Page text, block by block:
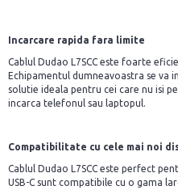
Incarcare rapida fara limite
Cablul Dudao L7SCC este foarte
Echipamentul dumneavoastra se va
solutie ideala pentru cei care nu isi
incarca telefonul sau laptopul.
Compatibilitate cu cele mai noi
Cablul Dudao L7SCC este perfect
USB-C sunt compatibile cu o gama